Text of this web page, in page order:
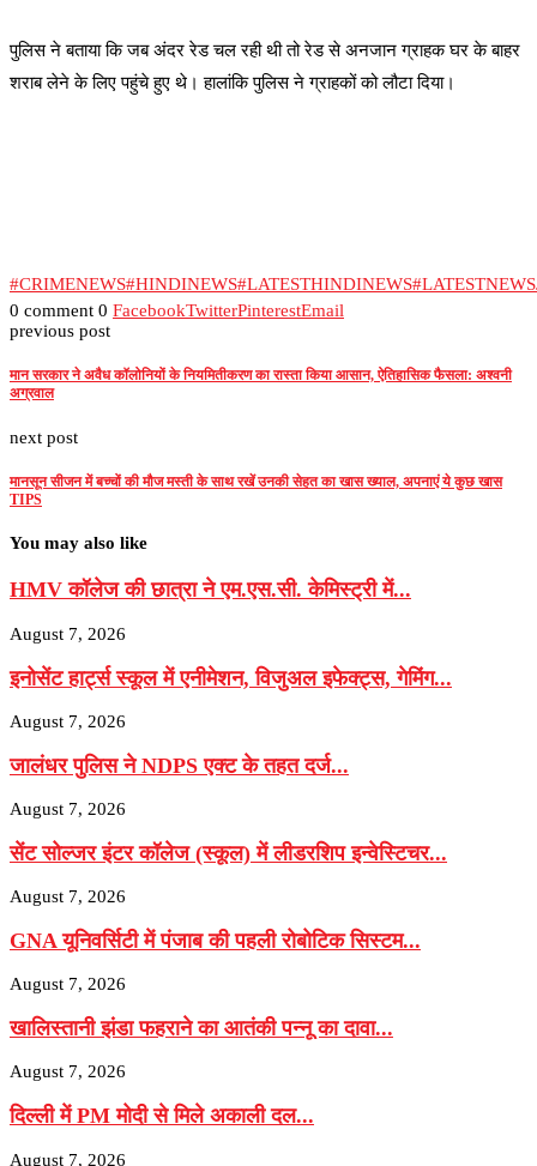
पुलिस ने बताया कि जब अंदर रेड चल रही थी तो रेड से अनजान ग्राहक घर के बाहर
शराब लेने के लिए पहुंचे हुए थे। हालांकि पुलिस ने ग्राहकों को लौटा दिया।
#CRIMENEWS#HINDINEWS#LATESTHINDINEWS
0 comment 0 FacebookTwitterPinterestEmail
previous post
मान सरकार ने अवैध कॉलोनियों के नियमितीकरण का रास्ता किया आसान, ऐतिहासिक फैसला: अश्वनी
अग्रवाल
next post
मानसून सीजन में बच्चों की मौज मस्ती के साथ रखें उनकी सेहत का खास ख्याल, अपनाएं ये कुछ खास
TIPS
You may also like
HMV कॉलेज की छात्रा ने एम.एस.सी. केमिस्ट्री में...
August 7, 2026
इनोसेंट हार्ट्स स्कूल में एनीमेशन, विजुअल इफेक्ट्स, गेमिंग...
August 7, 2026
जालंधर पुलिस ने NDPS एक्ट के तहत दर्ज...
August 7, 2026
सेंट सोल्जर इंटर कॉलेज (स्कूल) में लीडरशिप इन्वेस्टिचर...
August 7, 2026
GNA यूनिवर्सिटी में पंजाब की पहली रोबोटिक सिस्टम...
August 7, 2026
खालिस्तानी झंडा फहराने का आतंकी पन्नू का दावा...
August 7, 2026
दिल्ली में PM मोदी से मिले अकाली दल...
August 7, 2026